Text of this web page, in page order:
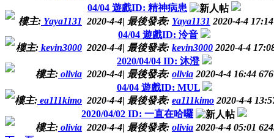
04/04 遊戲ID: 精神病患
樓主: Yaya1131 2020-4-4| 最後發表: Yaya1131 2020-4-4 17:14
04/04 遊戲ID: 泠音
樓主: kevin3000 2020-4-4| 最後發表: kevin3000 2020-4-4
2020/04/04 ID: 沐澄
樓主: olivia 2020-4-4| 最後發表: olivia 2020-4-4 16:44
04/04 遊戲ID: MUL
樓主: ea111kimo 2020-4-4| 最後發表: ea111kimo 2020-4-4
2020/04/02 ID: 一直在哈囉
樓主: olivia 2020-4-4| 最後發表: olivia 2020-4-4 05:01